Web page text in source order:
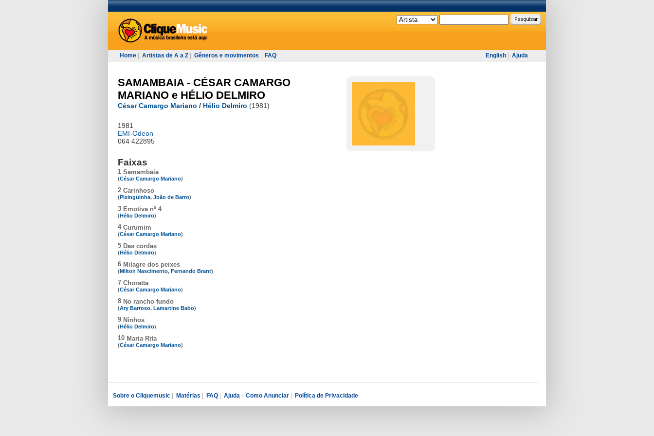
Home Artistas de A a Z Gêneros e movimentos FAQ English Ajuda
SAMAMBAIA - CÉSAR CAMARGO
MARIANO e HÉLIO DELMIRO
César Camargo Mariano / Hélio Delmiro (1981)
1981
EMI-Odeon
064 422895
Faixas
1 Samambaia
(César Camargo Mariano)
2 Carinhoso
(Pixinguinha, João de Barro)
3 Emotiva nº 4
(Hélio Delmiro)
4 Curumim
(César Camargo Mariano)
5 Das cordas
(Hélio Delmiro)
6 Milagre dos peixes
(Milton Nascimento, Fernando Brant)
7 Choratta
(César Camargo Mariano)
8 No rancho fundo
(Ary Barroso, Lamartine Babo)
9 Ninhos
(Hélio Delmiro)
10 Maria Rita
(César Camargo Mariano)
Sobre o Cliquemusic Matérias FAQ Ajuda Como Anunciar Política de Privacidade